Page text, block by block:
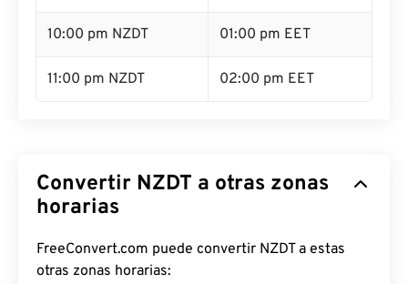
10:00 pm NZDT 01:00 pm EET
11:00 pm NZDT 02:00 pm EET
Convertir NZDT a otras zonas
horarias
FreeConvert.com puede convertir NZDT a estas
otras zonas horarias: